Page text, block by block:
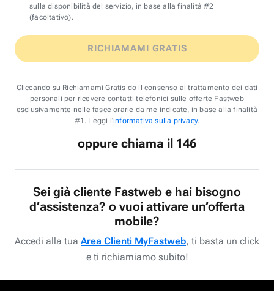
sulla disponibilità del servizio, in base alla finalità #2
(facoltativo).
RICHIAMAMI GRATIS
Cliccando su Richiamami Gratis do il consenso al trattamento dei dati
personali per ricevere contatti telefonici sulle offerte Fastweb
esclusivamente nelle fasce orarie da me indicate, in base alla finalità
#1. Leggi l'informativa sulla privacy.
oppure chiama il 146
Sei già cliente Fastweb e hai bisogno
d’assistenza? o vuoi attivare un’offerta
mobile?
Accedi alla tua Area Clienti MyFastweb, ti basta un click
e ti richiamiamo subito!